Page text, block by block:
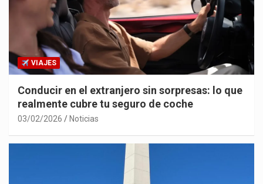
VIAJES
Conducir en el extranjero sin sorpresas: lo que
realmente cubre tu seguro de coche
03/02/2026 Noticias